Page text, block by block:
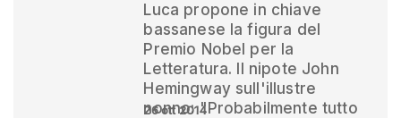
Luca propone in chiave
bassanese la figura del
Premio Nobel per la
Letteratura. Il nipote John
Hemingway sull'illustre
nonno: "Probabilmente tutto
26 ott 2014